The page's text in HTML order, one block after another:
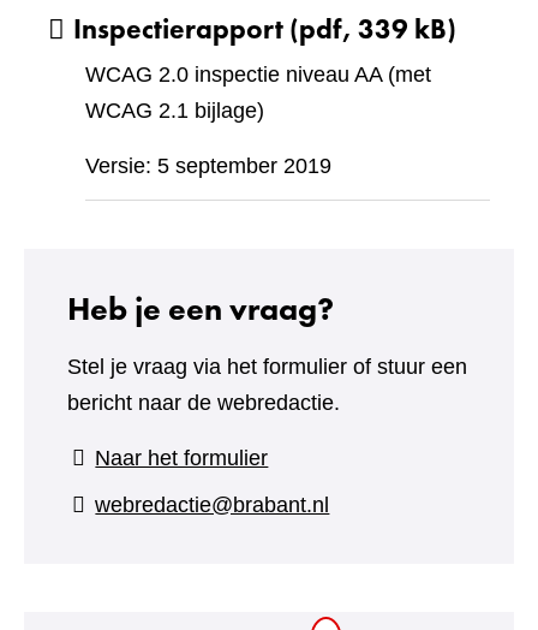
Inspectierapport(pdf, 339 kB)
WCAG 2.0 inspectie niveau AA (met
WCAG 2.1 bijlage)
Versie: 5 september 2019
Heb je een vraag?
Stel je vraag via het formulier of stuur een
bericht naar de webredactie.
Naar het formulier(verwijst
naar
webredactie@brabant.nl